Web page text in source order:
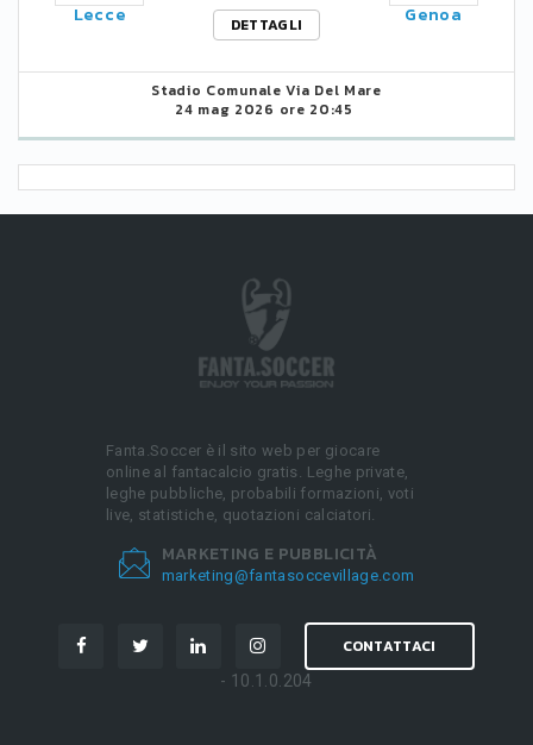
Lecce
DETTAGLI
Genoa
Stadio Comunale Via Del Mare
24 mag 2026 ore 20:45
Fanta.Soccer è il sito web per giocare
online al fantacalcio gratis. Leghe private,
leghe pubbliche, probabili formazioni, voti
live, statistiche, quotazioni calciatori.
MARKETING E PUBBLICITÀ
marketing@fantasoccevillage.com
CONTATTACI
- 10.1.0.204